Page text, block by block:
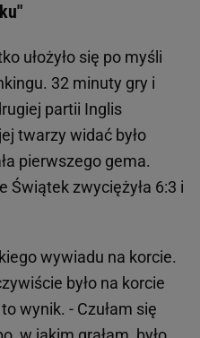
ułożyło się po myśli
32 minuty gry i
partii Inglis
twarzy widać było
pierwszego gema.
Świątek zwyciężyła 6:3 i
wywiadu na korcie.
było na korcie
wynik. - Czułam się